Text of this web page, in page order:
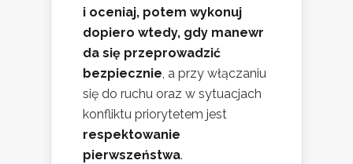
i oceniaj, potem wykonuj
dopiero wtedy, gdy manewr
da się przeprowadzić
bezpiecznie, a przy włączaniu
się do ruchu oraz w sytuacjach
konfliktu priorytetem jest
respektowanie
pierwszeństwa.